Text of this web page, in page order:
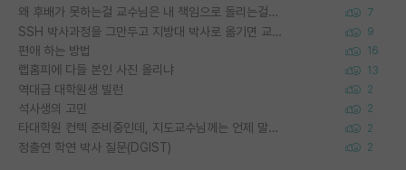
왜 후배가 못하는걸 교수님은 내 책임으로 돌리는걸까요? 7
SSH 박사과정을 그만두고 지방대 박사로 옮기면 교수의 꿈은 끝일까요? 9
편애 하는 방법 16
랩홈피에 다들 본인 사진 올리냐 13
역대급 대학원생 빌런 2
석사생의 고민 2
타대학원 컨텍 준비중인데, 지도교수님께는 언제 말씀드려야 할까요? 2
정출연 학연 박사 질문(DGIST) 2